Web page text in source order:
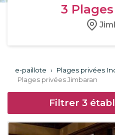
3
e-paillote › Plages privées
Plages privées Jimbaran
Filtrer 3